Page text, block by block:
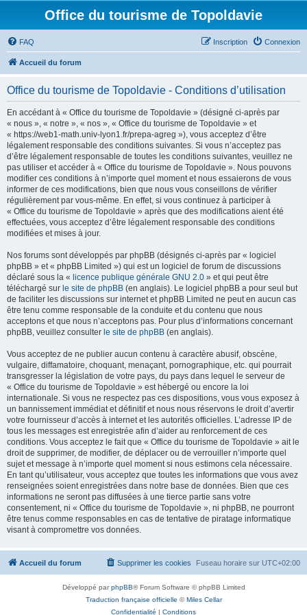
Office du tourisme de Topoldavie
FAQ Connexion
Inscription
Accueil du forum
Office du tourisme de Topoldavie - Conditions d’utilisation
En accédant à « Office du tourisme de Topoldavie » (désigné ci-après par
« nous », « notre », « nos », « Office du tourisme de Topoldavie » et
« https://web1-math.univ-lyon1.fr/prepa-agreg »), vous acceptez d’être
légalement responsable des conditions suivantes. Si vous n’acceptez pas
d’être légalement responsable de toutes les conditions suivantes, veuillez ne
pas utiliser et accéder à « Office du tourisme de Topoldavie ». Nous pouvons
modifier ces conditions à n’importe quel moment et nous essaierons de vous
informer de ces modifications, bien que nous vous conseillons de vérifier
régulièrement par vous-même. En effet, si vous continuez à participer à
« Office du tourisme de Topoldavie » après que des modifications aient été
effectuées, vous acceptez d’être légalement responsable des conditions
modifiées et mises à jour.
Nos forums sont développés par phpBB (désignés ci-après par « logiciel
phpBB » et « phpBB Limited ») qui est un logiciel de forum de discussions
déclaré sous la « licence publique générale GNU 2.0 » et qui peut être
téléchargé sur le site de phpBB (en anglais). Le logiciel phpBB a pour seul but
de faciliter les discussions sur internet et phpBB Limited ne peut en aucun cas
être tenu comme responsable de la conduite et du contenu que nous
acceptons et que nous n’acceptons pas. Pour plus d’informations concernant
phpBB, veuillez consulter le site de phpBB (en anglais).
Vous acceptez de ne publier aucun contenu à caractère abusif, obscène,
vulgaire, diffamatoire, choquant, menaçant, pornographique, etc. qui pourrait
transgresser la législation de votre pays, du pays dans lequel le serveur de
« Office du tourisme de Topoldavie » est hébergé ou encore la loi
internationale. Si vous ne respectez pas ces dispositions, vous vous exposez à
un bannissement immédiat et définitif et nous nous réservons le droit d’avertir
votre fournisseur d’accès à internet et les autorités officielles. L’adresse IP de
tous les messages est enregistrée afin d’aider au renforcement de ces
conditions. Vous acceptez le fait que « Office du tourisme de Topoldavie » ait le
droit de supprimer, de modifier, de déplacer ou de verrouiller n’importe quel
sujet et message à n’importe quel moment si nous estimons cela nécessaire.
En tant qu’utilisateur, vous acceptez que toutes les informations que vous avez
renseignées soient enregistrées dans notre base de données. Bien que ces
informations ne seront pas diffusées à une tierce partie sans votre
consentement, ni « Office du tourisme de Topoldavie », ni phpBB, ne pourront
être tenus comme responsables en cas de tentative de piratage informatique
visant à compromettre vos données.
Accueil du forum Fuseau horaire sur UTC+02:00
Supprimer les cookies
Développé parphpBB® Forum Software © phpBB Limited
Traduction française officielle ©Miles Cellar
Confidentialité | Conditions